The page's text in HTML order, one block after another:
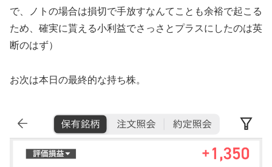
で、ノトの場合は損切で手放すなんてことも余裕で起こる
ため、確実に貰える小利益でさっさとプラスにしたのは英
断のはず）
お次は本日の最終的な持ち株。